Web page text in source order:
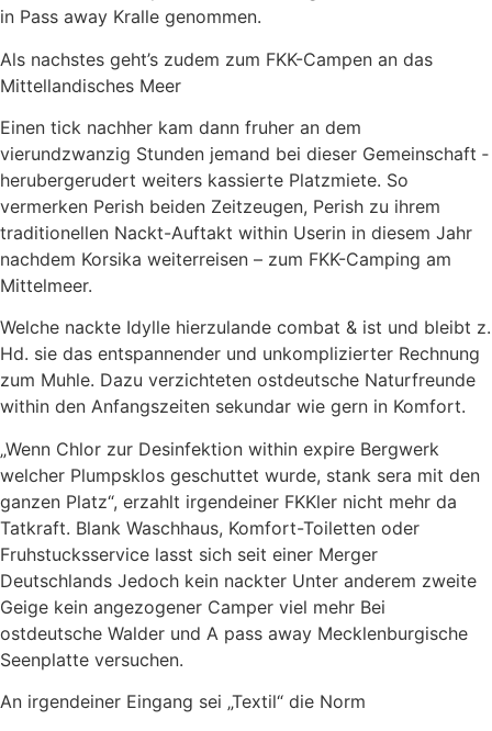
in Pass away Kralle genommen.
Als nachstes geht’s zudem zum FKK-Campen an das
Mittellandisches Meer
Einen tick nachher kam dann fruher an dem
vierundzwanzig Stunden jemand bei dieser Gemeinschaft ­
herubergerudert weiters kassierte Platzmiete. So
vermerken Perish beiden Zeitzeugen, Perish zu ihrem
traditionellen Nackt-Auftakt within Userin in diesem Jahr
nachdem Korsika weiterreisen – zum FKK-Camping am
Mittelmeer.
Welche nackte Idylle hierzulande combat & ist und bleibt z.
Hd. sie das entspannender und unkomplizierter Rechnung
zum Muhle. Dazu verzichteten ostdeutsche Naturfreunde
within den Anfangszeiten sekundar wie gern in Komfort.
„Wenn Chlor zur Desinfektion within expire Bergwerk
welcher Plumpsklos geschuttet wurde, stank sera mit den
ganzen Platz“, erzahlt irgendeiner FKKler nicht mehr da
Tatkraft. Blank Waschhaus, Komfort-Toiletten oder
Fruhstucksservice lasst sich seit einer Merger
Deutschlands Jedoch kein nackter Unter anderem zweite
Geige kein angezogener Camper viel mehr Bei
ostdeutsche Walder und A pass away Mecklenburgische
Seenplatte versuchen.
An irgendeiner Eingang sei „Textil“ die Norm